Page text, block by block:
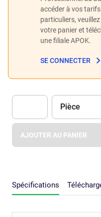
accéder à vos
particuliers,
votre panier et
une filiale APOK.
SE CONNECTER
Unité
Pièce
AJOUTER AU PANIER
Spécifications